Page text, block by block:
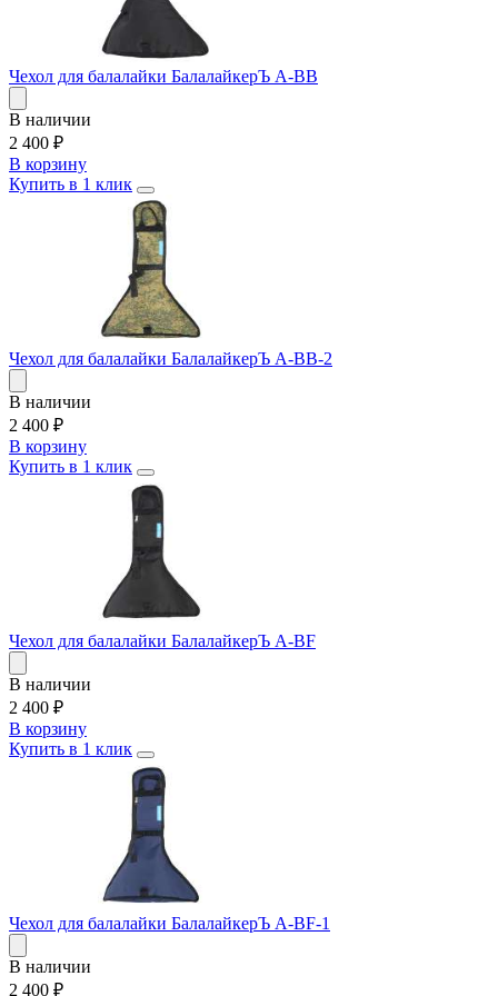
Чехол для балалайки БалалайкерЪ A-BB
В наличии
2 400 ₽
В корзину
Купить в 1 клик
Чехол для балалайки БалалайкерЪ A-BB-2
В наличии
2 400 ₽
В корзину
Купить в 1 клик
Чехол для балалайки БалалайкерЪ A-BF
В наличии
2 400 ₽
В корзину
Купить в 1 клик
Чехол для балалайки БалалайкерЪ A-BF-1
В наличии
2 400 ₽